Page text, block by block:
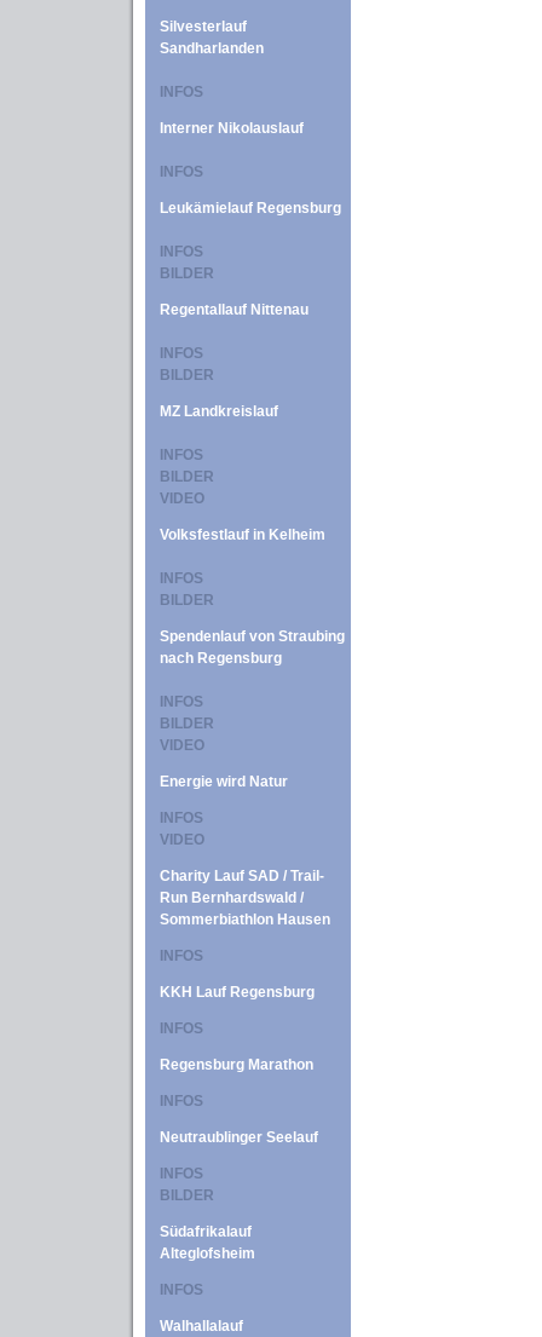
Silvesterlauf
Sandharlanden
INFOS
Interner Nikolauslauf
INFOS
Leukämielauf Regensburg
INFOS
BILDER
Regentallauf Nittenau
INFOS
BILDER
MZ Landkreislauf
INFOS
BILDER
VIDEO
Volksfestlauf in Kelheim
INFOS
BILDER
Spendenlauf von Straubing
nach Regensburg
INFOS
BILDER
VIDEO
Energie wird Natur
INFOS
VIDEO
Charity Lauf SAD / Trail-
Run Bernhardswald /
Sommerbiathlon Hausen
INFOS
KKH Lauf Regensburg
INFOS
Regensburg Marathon
INFOS
Neutraublinger Seelauf
INFOS
BILDER
Südafrikalauf
Alteglofsheim
INFOS
Walhallalauf